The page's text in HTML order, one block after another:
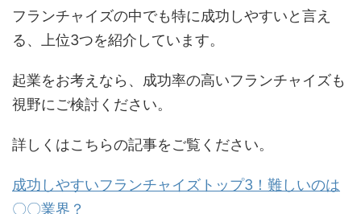
フランチャイズの中でも特に成功しやすいと言え
る、上位3つを紹介しています。
起業をお考えなら、成功率の高いフランチャイズも
視野にご検討ください。
詳しくはこちらの記事をご覧ください。
成功しやすいフランチャイズトップ3！難しいのは
〇〇業界？